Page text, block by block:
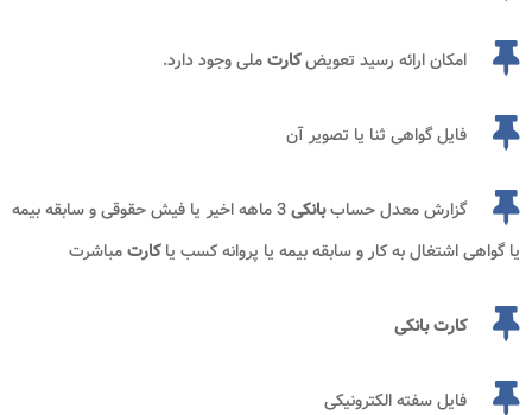
امکان ارائه رسید تعویضکارتملی وجود دارد.
فایل گواهی ثنا یا تصویر آن
گزارش معدل حساببانکی 3 ماهه اخیر یا فیش حقوقی و سابقه بیمه
یا گواهی اشتغال به کار و سابقه بیمه یا پروانه کسب یاکارتمباشرت
کارت بانکی
فایل سفته الکترونیکی